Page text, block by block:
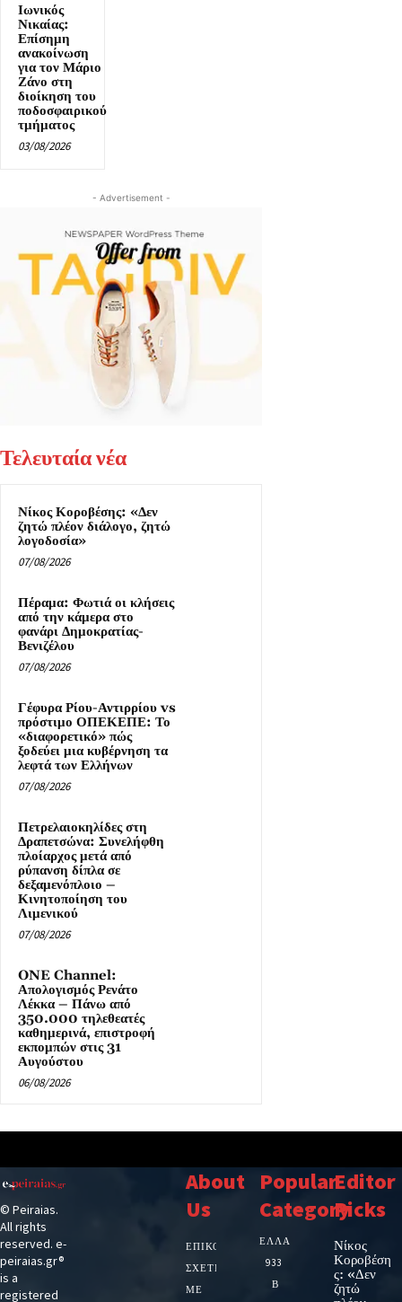
Ιωνικός
Νικαίας:
Επίσημη
ανακοίνωση
για τον Μάριο
Ζάνο στη
διοίκηση του
ποδοσφαιρικού
τμήματος
03/08/2026
- Advertisement -
Τελευταία νέα
Νίκος Κοροβέσης: «Δεν
ζητώ πλέον διάλογο, ζητώ
λογοδοσία»
07/08/2026
Πέραμα: Φωτιά οι κλήσεις
από την κάμερα στο
φανάρι Δημοκρατίας-
Βενιζέλου
07/08/2026
Γέφυρα Ρίου-Αντιρρίου vs
πρόστιμο ΟΠΕΚΕΠΕ: Το
«διαφορετικό» πώς
ξοδεύει μια κυβέρνηση τα
λεφτά των Ελλήνων
07/08/2026
Πετρελαιοκηλίδες στη
Δραπετσώνα: Συνελήφθη
πλοίαρχος μετά από
ρύπανση δίπλα σε
δεξαμενόπλοιο –
Κινητοποίηση του
Λιμενικού
07/08/2026
ONE Channel:
Απολογισμός Ρενάτο
Λέκκα – Πάνω από
350.000 τηλεθεατές
καθημερινά, επιστροφή
εκπομπών στις 31
Αυγούστου
06/08/2026
© Peiraias.
All rights
reserved. e-
peiraias.gr®
is a
registered
About
Us
ΕΠΙΚΟΙΝΩΝΙΑ
ΣΧΕΤΙΚΆ
ΜΕ
Popular
Category
ΕΛΛΑΔΑ
933
Β
Editor
Picks
Νίκος
Κοροβέση
ς: «Δεν
ζητώ